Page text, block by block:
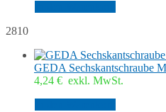
2810
GEDA Sechskantschraube
4,24 € exkl. MwSt.